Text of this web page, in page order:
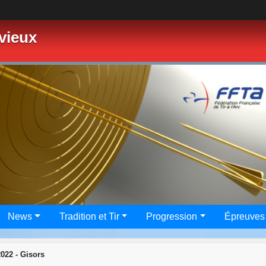
News Tradition et Tir Progression
- Gisors